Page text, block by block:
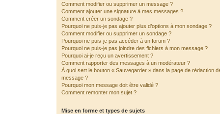
Comment modifier ou supprimer un message ?
Comment ajouter une signature à mes messages ?
Comment créer un sondage ?
Pourquoi ne puis-je pas ajouter plus d’options à mon sondage ?
Comment modifier ou supprimer un sondage ?
Pourquoi ne puis-je pas accéder à un forum ?
Pourquoi ne puis-je pas joindre des fichiers à mon message ?
Pourquoi ai-je reçu un avertissement ?
Comment rapporter des messages à un modérateur ?
À quoi sert le bouton « Sauvegarder » dans la page de rédaction
message ?
Pourquoi mon message doit être validé ?
Comment remonter mon sujet ?
Mise en forme et types de sujets